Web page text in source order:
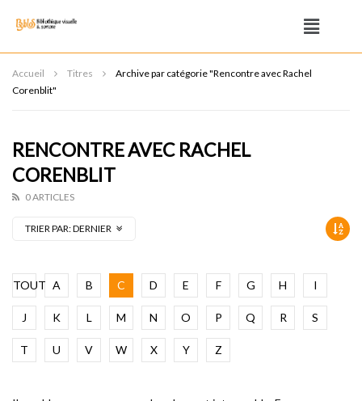
Accueil Titres
Archive par catégorie "Rencontre avec Rachel
Corenblit"
RENCONTRE AVEC RACHEL
CORENBLIT
0 ARTICLES
TRIER PAR:DERNIER
TOUT A B C D E F G H I
J K L M N O P Q R S
T U V W X Y Z